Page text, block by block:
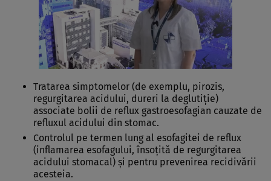
Tratarea simptomelor (de exemplu, pirozis,
regurgitarea acidului, dureri la deglutiţie)
associate bolii de reflux gastroesofagian cauzate de
refluxul acidului din stomac.
Controlul pe termen lung al esofagitei de reflux
(inflamarea esofagului, însoţită de regurgitarea
acidului stomacal) şi pentru prevenirea recidivării
acesteia.